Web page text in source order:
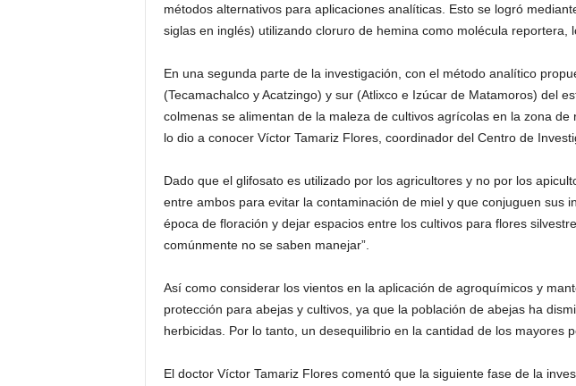
métodos alternativos para aplicaciones analíticas. Esto se logró
siglas en inglés) utilizando cloruro de hemina como molécula reportera,
En una segunda parte de la investigación, con el método analítico
(Tecamachalco y Acatzingo) y sur (Atlixco e Izúcar de Matamoros) del
colmenas se alimentan de la maleza de cultivos agrícolas en la zona
lo dio a conocer Víctor Tamariz Flores, coordinador del Centro de
Dado que el glifosato es utilizado por los agricultores y no por los
entre ambos para evitar la contaminación de miel y que conjuguen sus
época de floración y dejar espacios entre los cultivos para flores
comúnmente no se saben manejar”.
Así como considerar los vientos en la aplicación de agroquímicos y
protección para abejas y cultivos, ya que la población de abejas ha
herbicidas. Por lo tanto, un desequilibrio en la cantidad de los mayores
El doctor Víctor Tamariz Flores comentó que la siguiente fase de la